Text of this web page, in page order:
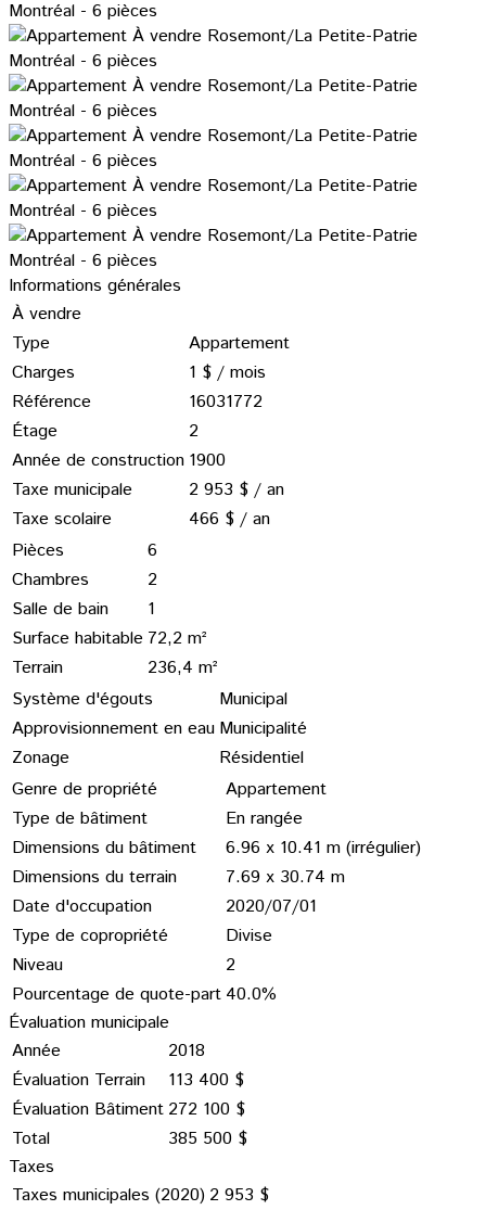
Informations générales
À vendre
Type
Appartement
Charges
1 $ / mois
Référence
16031772
Étage
2
Année de construction 1900
Taxe municipale
2 953 $ / an
Taxe scolaire
466 $ / an
Pièces
6
Chambres
2
Salle de bain
1
Surface habitable 72,2 m²
Terrain
236,4 m²
Système d'égouts
Municipal
Approvisionnement en eau Municipalité
Zonage
Résidentiel
Genre de propriété
Appartement
Type de bâtiment
En rangée
Dimensions du bâtiment
6.96 x 10.41 m (irrégulier)
Dimensions du terrain
7.69 x 30.74 m
Date d'occupation
2020/07/01
Type de copropriété
Divise
Niveau
2
Pourcentage de quote-part 40.0%
Évaluation municipale
Année
2018
Évaluation Terrain
113 400 $
Évaluation Bâtiment 272 100 $
Total
385 500 $
Taxes
Taxes municipales (2020) 2 953 $